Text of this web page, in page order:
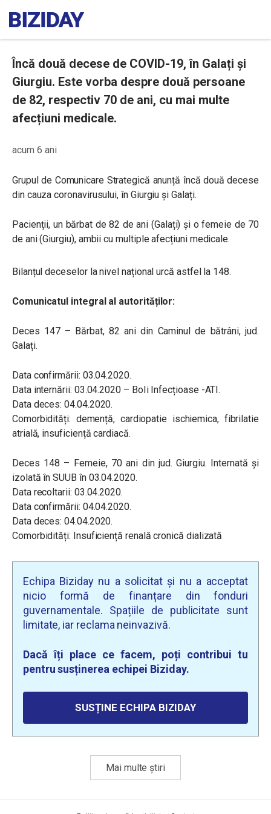
Încă două decese de COVID-19, în Galați și
Giurgiu. Este vorba despre două persoane
de 82, respectiv 70 de ani, cu mai multe
afecțiuni medicale.
acum 6 ani
Grupul de Comunicare Strategică anunță încă două decese
din cauza coronavirusului, în Giurgiu și Galați.
Pacienții, un bărbat de 82 de ani (Galați) și o femeie de 70
de ani (Giurgiu), ambii cu multiple afecțiuni medicale.
Bilanțul deceselor la nivel național urcă astfel la 148.
Comunicatul integral al autorităților:
Deces 147 – Bărbat, 82 ani din Caminul de bătrâni, jud.
Galați.
Data confirmării: 03.04.2020.
Data internării: 03.04.2020 – BoIi Infecțioase -ATI.
Data deces: 04.04.2020.
Comorbidități: demență, cardiopatie ischiemica, fibrilatie
atrială, insuficiență cardiacă.
Deces 148 – Femeie, 70 ani din jud. Giurgiu. Internată și
izolată în SUUB în 03.04.2020.
Data recoltarii: 03.04.2020.
Data confirmării: 04.04.2020.
Data deces: 04.04.2020.
Comorbidități: Insuficiență renală cronică dializată
Echipa Biziday nu a solicitat și nu a acceptat
nicio formă de finanțare din fonduri
guvernamentale. Spațiile de publicitate sunt
limitate, iar reclama neinvazivă.
Dacă îți place ce facem, poți contribui tu
pentru susținerea echipei Biziday.
SUSȚINE ECHIPA BIZIDAY
Mai multe știri